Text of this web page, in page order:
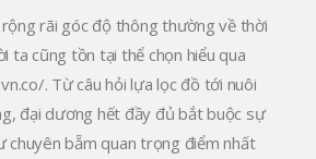
rãi góc độ thông thường về thời
ta cũng tồn tại thể chọn hiểu qua
. Từ câu hỏi lựa lọc đồ tới nuôi
đại dương hết đầy đủ bắt buộc sự
chuyên bẵm quan trọng điểm nhất